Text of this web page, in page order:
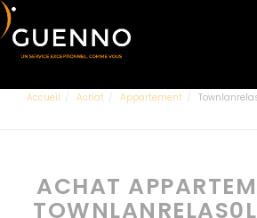
Accueil Achat Appartement
ACHAT